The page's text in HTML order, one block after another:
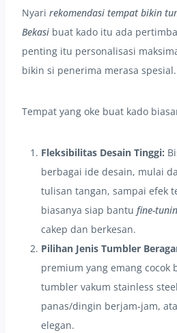
Nyari rekomendasi tempat bikin
Bekasi buat kado itu ada
penting itu personalisasi
bikin si penerima merasa spesial.
Tempat yang oke buat kado
Fleksibilitas Desain Tinggi:
berbagai ide desain, mulai
tulisan tangan, sampai efek
biasanya siap bantu fine-
cakep dan berkesan.
Pilihan Jenis Tumbler
premium yang emang cocok
tumbler vakum stainless
panas/dingin berjam-jam,
elegan.